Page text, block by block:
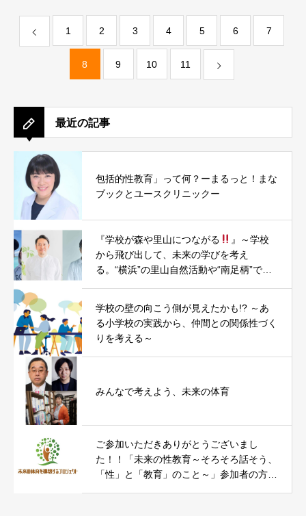
1 2 3 4 5 6 7
8 9 10 11
最近の記事
包括的性教育」って何？ーまるっと！まな
ブックとユースクリニックー
『学校が森や里山につながる
』～学校
から飛び出して、未来の学びを考え
る。“横浜”の里山自然活動や“南足柄”での
学校の壁の向こう側が見えたかも!? ～あ
る小学校の実践から、仲間との関係性づく
りを考える～
みんなで考えよう、未来の体育
ご参加いただきありがとうございまし
た！！「未来の性教育～そろそろ話そう、
「性」と「教育」のこと～」参加者の方々